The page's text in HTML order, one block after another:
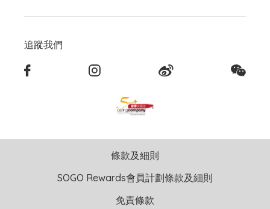
追蹤我們
條款及細則
SOGO Rewards會員計劃條款及細則
免責條款